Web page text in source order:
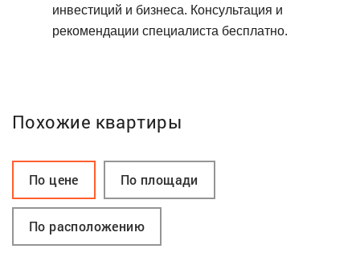
инвестиций и бизнеса. Консультация и
рекомендации специалиста бесплатно.
Похожие квартиры
По цене По площади
По расположению